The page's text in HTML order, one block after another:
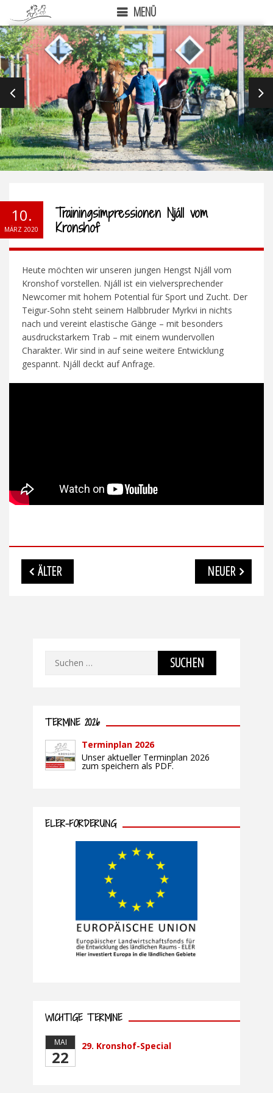
MENÜ
PREVIOUS
10.
MÄRZ 2020
Trainingsimpressionen Njáll vom
Kronshof
Heute möchten wir unseren jungen Hengst Njáll vom
Kronshof vorstellen. Njáll ist ein vielversprechender
Newcomer mit hohem Potential für Sport und Zucht. Der
Teigur-Sohn steht seinem Halbbruder Myrkvi in nichts
nach und vereint elastische Gänge – mit besonders
ausdruckstarkem Trab – mit einem wundervollen
Charakter. Wir sind in auf seine weitere Entwicklung
gespannt. Njáll deckt auf Anfrage.
Beitragsnavigation
ÄLTER NEUER
Suchen
TERMINE 2026
Terminplan 2026
Unser aktueller Terminplan 2026
zum speichern als PDF.
ELER-FÖRDERUNG
WICHTIGE TERMINE
MAI
22
29. Kronshof-Special